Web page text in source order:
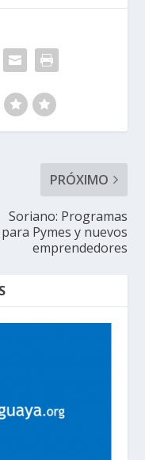
PRÓXIMO
Soriano: Programas
para Pymes y nuevos
emprendedores